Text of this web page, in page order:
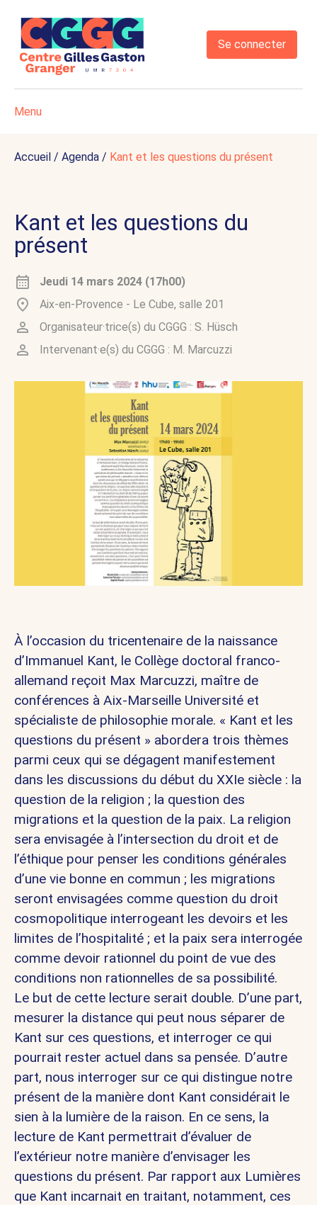
Se connecter
Menu
Accueil / Agenda / Kant et les questions du présent
Kant et les questions du
présent
Jeudi 14 mars 2024 (17h00)
Aix-en-Provence - Le Cube, salle 201
Organisateur·trice(s) du CGGG : S. Hüsch
Intervenant·e(s) du CGGG : M. Marcuzzi
À l’occasion du tricentenaire de la naissance
d’Immanuel Kant, le Collège doctoral franco-
allemand reçoit Max Marcuzzi, maître de
conférences à Aix-Marseille Université et
spécialiste de philosophie morale. « Kant et les
questions du présent » abordera trois thèmes
parmi ceux qui se dégagent manifestement
dans les discussions du début du XXIe siècle : la
question de la religion ; la question des
migrations et la question de la paix. La religion
sera envisagée à l’intersection du droit et de
l’éthique pour penser les conditions générales
d’une vie bonne en commun ; les migrations
seront envisagées comme question du droit
cosmopolitique interrogeant les devoirs et les
limites de l’hospitalité ; et la paix sera interrogée
comme devoir rationnel du point de vue des
conditions non rationnelles de sa possibilité.
Le but de cette lecture serait double. D’une part,
mesurer la distance qui peut nous séparer de
Kant sur ces questions, et interroger ce qui
pourrait rester actuel dans sa pensée. D’autre
part, nous interroger sur ce qui distingue notre
présent de la manière dont Kant considérait le
sien à la lumière de la raison. En ce sens, la
lecture de Kant permettrait d’évaluer de
l’extérieur notre manière d’envisager les
questions du présent. Par rapport aux Lumières
que Kant incarnait en traitant, notamment, ces